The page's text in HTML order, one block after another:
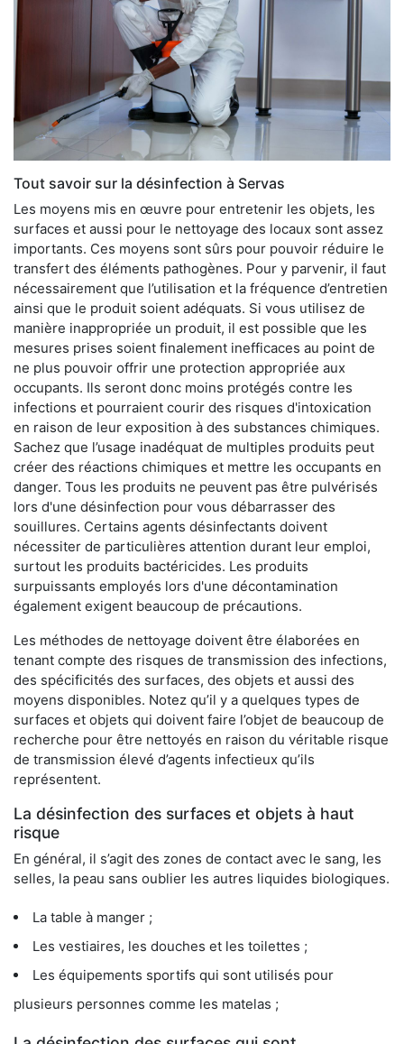
Tout savoir sur la désinfection à Servas
Les moyens mis en œuvre pour entretenir les objets, les
surfaces et aussi pour le nettoyage des locaux sont assez
importants. Ces moyens sont sûrs pour pouvoir réduire le
transfert des éléments pathogènes. Pour y parvenir, il faut
nécessairement que l’utilisation et la fréquence d’entretien
ainsi que le produit soient adéquats. Si vous utilisez de
manière inappropriée un produit, il est possible que les
mesures prises soient finalement inefficaces au point de
ne plus pouvoir offrir une protection appropriée aux
occupants. Ils seront donc moins protégés contre les
infections et pourraient courir des risques d'intoxication
en raison de leur exposition à des substances chimiques.
Sachez que l’usage inadéquat de multiples produits peut
créer des réactions chimiques et mettre les occupants en
danger. Tous les produits ne peuvent pas être pulvérisés
lors d'une désinfection pour vous débarrasser des
souillures. Certains agents désinfectants doivent
nécessiter de particulières attention durant leur emploi,
surtout les produits bactéricides. Les produits
surpuissants employés lors d'une décontamination
également exigent beaucoup de précautions.
Les méthodes de nettoyage doivent être élaborées en
tenant compte des risques de transmission des infections,
des spécificités des surfaces, des objets et aussi des
moyens disponibles. Notez qu’il y a quelques types de
surfaces et objets qui doivent faire l’objet de beaucoup de
recherche pour être nettoyés en raison du véritable risque
de transmission élevé d’agents infectieux qu’ils
représentent.
La désinfection des surfaces et objets à haut
risque
En général, il s’agit des zones de contact avec le sang, les
selles, la peau sans oublier les autres liquides biologiques.
La table à manger ;
Les vestiaires, les douches et les toilettes ;
Les équipements sportifs qui sont utilisés pour
plusieurs personnes comme les matelas ;